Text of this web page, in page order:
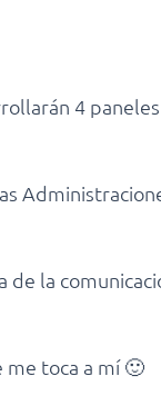
4
la
me toca a mí 🙂